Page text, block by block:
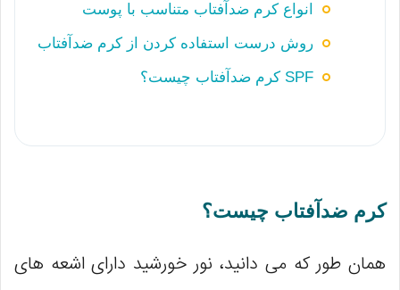
انواع کرم ضدآفتاب متناسب با پوست
روش درست استفاده کردن از کرم ضدآفتاب
SPF کرم ضدآفتاب چیست؟
کرم ضدآفتاب چیست؟
همان طور که می دانید، نور خورشید دارای اشعه های